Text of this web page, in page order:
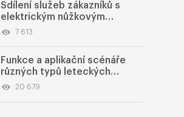
Sdílení služeb zákazníků s
elektrickým nůžkovým
zvedákem v Hondurasu |
pro údržbu v továrně
7 613
Funkce a aplikační scénáře
různých typů leteckých
pracovních plošin
20 679